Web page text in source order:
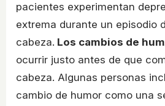
pacientes experimentan
extrema durante un episodio
cabeza. Los cambios de
ocurrir justo antes de que
cabeza. Algunas personas
cambio de humor como una